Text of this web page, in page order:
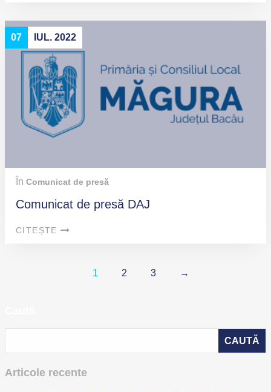
07 IUL. 2022
În Comunicat de presă
Comunicat de presă DAJ
CITEȘTE
1 2 3 →
Articole recente